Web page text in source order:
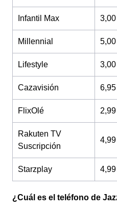
Infantil Max
Millennial
Lifestyle
Cazavisión
FlixOlé
Rakuten TV
Suscripción
Starzplay
¿Cuál es el teléfono de